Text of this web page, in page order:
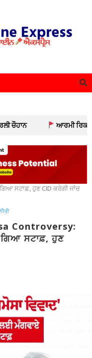
ਆਰਮੀ ਰਿਕਰੂਟਮੈਂਟ
Sukhu Samosa
ਸਟਾਫ਼, ਹੁਣ CID ਕਰੇਗੀ ਜਾਂਚ
Controversy:
ਸਟਾਫ਼, ਹੁਣ